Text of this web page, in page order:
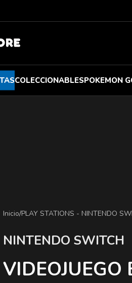
COLECCIONABLESPOKEMON
Inicio/PLAY STATIONS - NINTENDO
NINTENDO SWITCH
VIDEOJUEGO